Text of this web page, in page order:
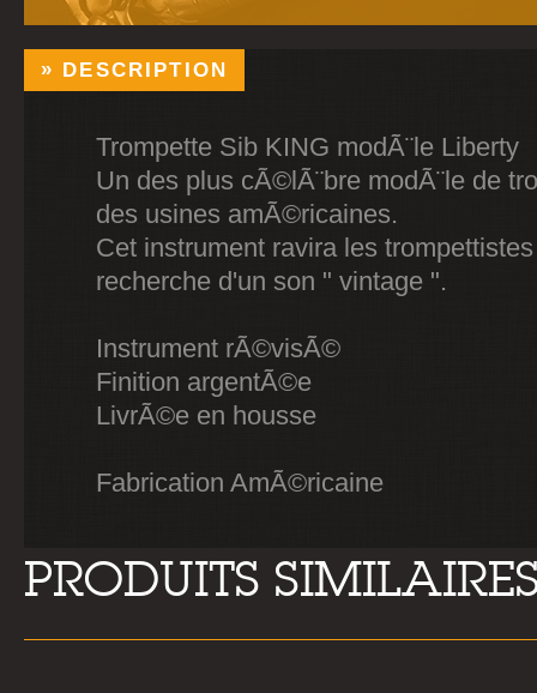
DESCRIPTION
Trompette Sib KING modÃ¨le Liberty
Un des plus cÃ©lÃ¨bre modÃ¨le de
des usines amÃ©ricaines.
Cet instrument ravira les
recherche d'un son " vintage ".
Instrument rÃ©visÃ©
Finition argentÃ©e
LivrÃ©e en housse
Fabrication AmÃ©ricaine
PRODUITS